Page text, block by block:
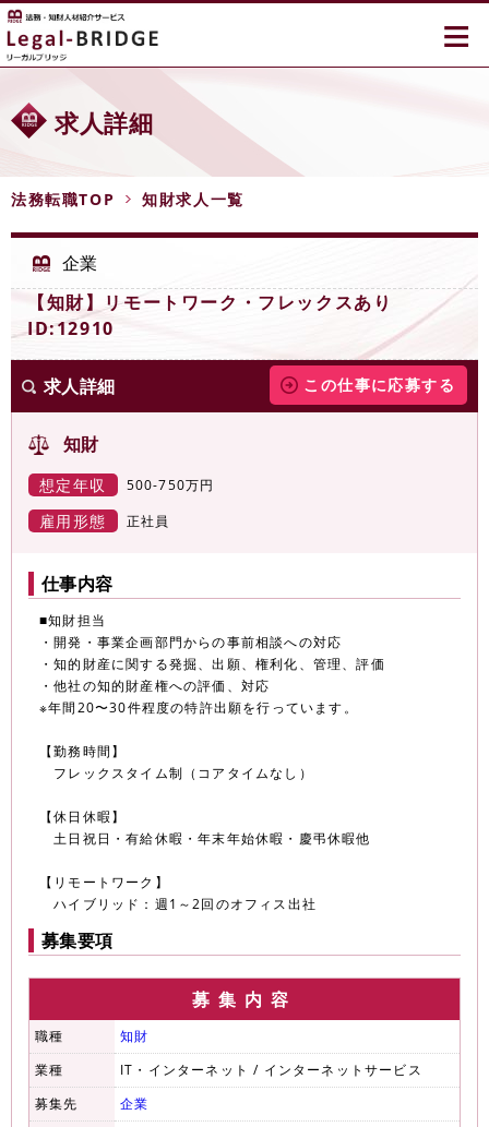
≡
求人詳細
法務転職TOP 知財求人一覧
企業
【知財】リモートワーク・フレックスあり
ID:12910
求人詳細 この仕事に応募する
知財
想定年収 500-750万円
雇用形態 正社員
仕事内容
■知財担当
・開発・事業企画部門からの事前相談への対応
・知的財産に関する発掘、出願、権利化、管理、評価
・他社の知的財産権への評価、対応
※年間20〜30件程度の特許出願を行っています。
【勤務時間】
フレックスタイム制（コアタイムなし）
【休日休暇】
土日祝日・有給休暇・年末年始休暇・慶弔休暇他
【リモートワーク】
ハイブリッド：週1～2回のオフィス出社
募集要項
募集内容
職種
知財
業種
IT・インターネット / インターネットサービス
募集先
企業